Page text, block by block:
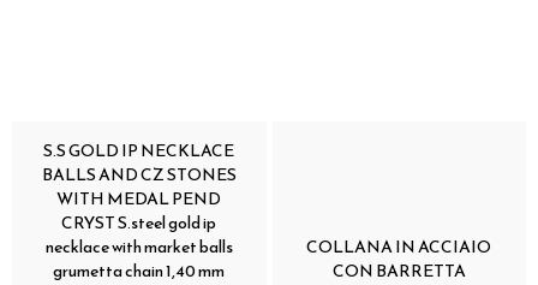
S.S GOLD IP NECKLACE
BALLS AND CZ STONES
WITH MEDAL PEND
CRYST S.steel gold ip
necklace with market balls
grumetta chain 1,40 mm
COLLANA IN ACCIAIO
CON BARRETTA